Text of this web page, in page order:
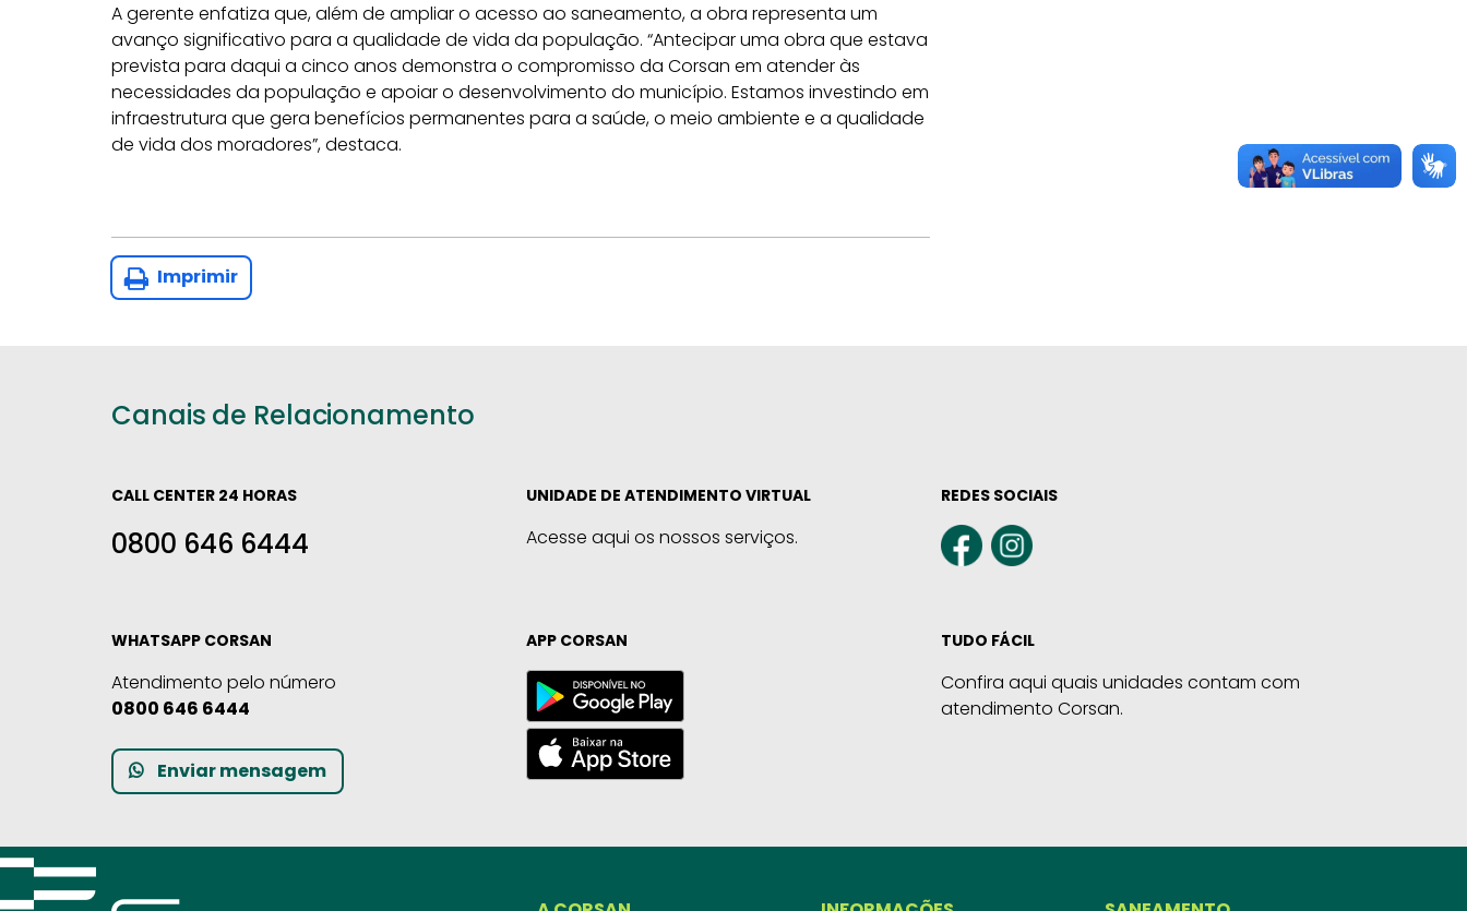
A gerente enfatiza que, além de ampliar o acesso ao saneamento, a obra representa um
avanço significativo para a qualidade de vida da população. “Antecipar uma obra que estava
prevista para daqui a cinco anos demonstra o compromisso da Corsan em atender às
necessidades da população e apoiar o desenvolvimento do município. Estamos investindo em
infraestrutura que gera benefícios permanentes para a saúde, o meio ambiente e a qualidade
de vida dos moradores”, destaca.
Imprimir
Canais de Relacionamento
CALL CENTER 24 HORAS
0800 646 6444
UNIDADE DE ATENDIMENTO VIRTUAL
Acesse aqui os nossos serviços.
REDES SOCIAIS
WHATSAPP CORSAN
Atendimento pelo número
0800 646 6444
Enviar mensagem
APP CORSAN TUDO FÁCIL
Confira aqui quais unidades contam com
atendimento Corsan.